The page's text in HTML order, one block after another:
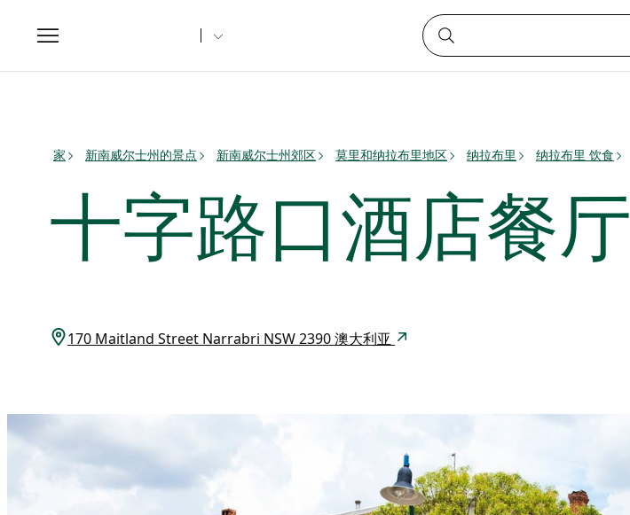
Toggle
navigation
家 新南威尔士州的景点 新南威尔士州郊区 莫里和纳拉布里地区 纳拉布里 纳拉布里 饮食
十字路口酒店餐厅
170 Maitland Street Narrabri NSW 2390 澳大利亚